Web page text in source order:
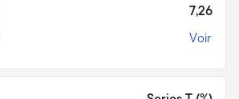
7,26
Voir